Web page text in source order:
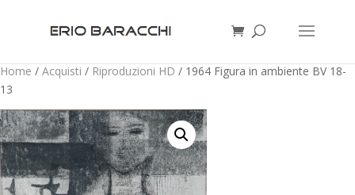
Home / Acquisti / Riproduzioni HD / 1964 Figura in ambiente BV 18-
13